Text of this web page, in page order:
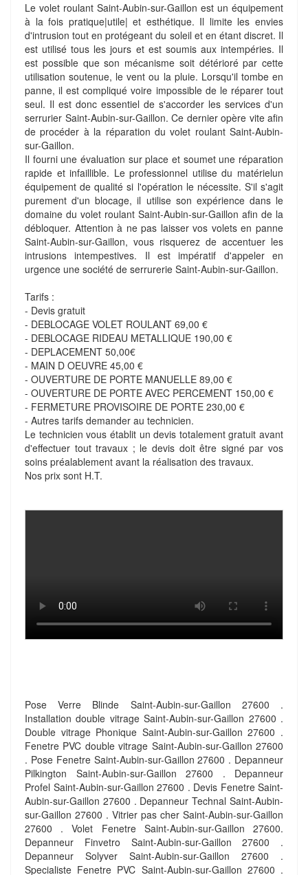
Le volet roulant Saint-Aubin-sur-Gaillon est un équipement
à la fois pratique|utile| et esthétique. Il limite les envies
d'intrusion tout en protégeant du soleil et en étant discret. Il
est utilisé tous les jours et est soumis aux intempéries. Il
est possible que son mécanisme soit détérioré par cette
utilisation soutenue, le vent ou la pluie. Lorsqu'il tombe en
panne, il est compliqué voire impossible de le réparer tout
seul. Il est donc essentiel de s'accorder les services d'un
serrurier Saint-Aubin-sur-Gaillon. Ce dernier opère vite afin
de procéder à la réparation du volet roulant Saint-Aubin-
sur-Gaillon.
Il fourni une évaluation sur place et soumet une réparation
rapide et infaillible. Le professionnel utilise du matérielun
équipement de qualité si l'opération le nécessite. S'il s'agit
purement d'un blocage, il utilise son expérience dans le
domaine du volet roulant Saint-Aubin-sur-Gaillon afin de la
débloquer. Attention à ne pas laisser vos volets en panne
Saint-Aubin-sur-Gaillon, vous risquerez de accentuer les
intrusions intempestives. Il est impératif d'appeler en
urgence une société de serrurerie Saint-Aubin-sur-Gaillon.
Tarifs :
- Devis gratuit
- DEBLOCAGE VOLET ROULANT 69,00 €
- DEBLOCAGE RIDEAU METALLIQUE 190,00 €
- DEPLACEMENT 50,00€
- MAIN D OEUVRE 45,00 €
- OUVERTURE DE PORTE MANUELLE 89,00 €
- OUVERTURE DE PORTE AVEC PERCEMENT 150,00 €
- FERMETURE PROVISOIRE DE PORTE 230,00 €
- Autres tarifs demander au technicien.
Le technicien vous établit un devis totalement gratuit avant
d'effectuer tout travaux ; le devis doit être signé par vos
soins préalablement avant la réalisation des travaux.
Nos prix sont H.T.
Pose Verre Blinde Saint-Aubin-sur-Gaillon 27600 .
Installation double vitrage Saint-Aubin-sur-Gaillon 27600 .
Double vitrage Phonique Saint-Aubin-sur-Gaillon 27600 .
Fenetre PVC double vitrage Saint-Aubin-sur-Gaillon 27600
. Pose Fenetre Saint-Aubin-sur-Gaillon 27600 . Depanneur
Pilkington Saint-Aubin-sur-Gaillon 27600 . Depanneur
Profel Saint-Aubin-sur-Gaillon 27600 . Devis Fenetre Saint-
Aubin-sur-Gaillon 27600 . Depanneur Technal Saint-Aubin-
sur-Gaillon 27600 . Vitrier pas cher Saint-Aubin-sur-Gaillon
27600 . Volet Fenetre Saint-Aubin-sur-Gaillon 27600.
Depanneur Finvetro Saint-Aubin-sur-Gaillon 27600 .
Depanneur Solyver Saint-Aubin-sur-Gaillon 27600 .
Specialiste Fenetre PVC Saint-Aubin-sur-Gaillon 27600 .